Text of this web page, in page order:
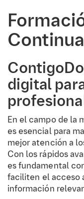
digital
En el campo de la
es esencial para
mejor atención a
Con los rápidos
es fundamental
faciliten el acceso
información